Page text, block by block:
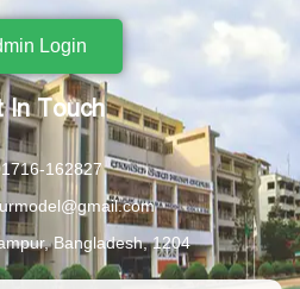
Login
In Touch
162827
Bangladesh, 1204